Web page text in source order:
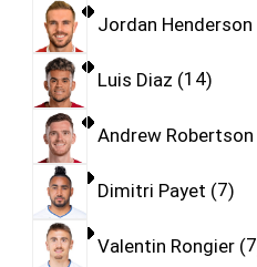
Jordan Henderson
Luis Diaz 14
Andrew Robertson
Dimitri Payet 7
Valentin Rongier 7